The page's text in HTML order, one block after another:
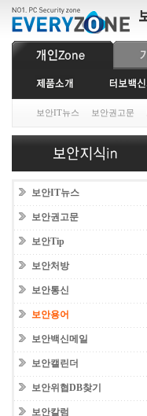
보안IT뉴스 보안권고문
보안IT뉴스
보안권고문
보안Tip
보안처방
보안통신
보안용어
보안백신메일
보안캘린더
보안위협DB찾기
보안칼럼